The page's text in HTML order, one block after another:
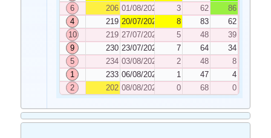
6
206 01/08/2022 3 62
86
4
219 20/07/2022 8 83
62
10
219 27/07/2022 5 48
39
9
230 23/07/2022 7 64
34
5
234 03/08/2022 2 48
8
1
233 06/08/2022 1 47
4
2
202 08/08/2022 0 68 0